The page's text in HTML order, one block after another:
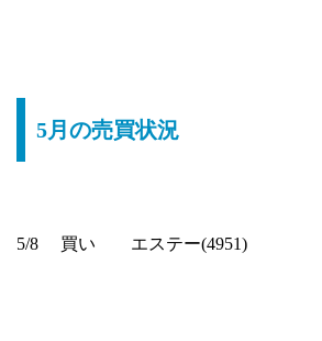
5月の売買状況
5/8 買い エステー(4951)